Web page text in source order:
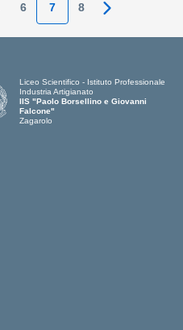
6 7 8 Pagina
Liceo Scientifico - Istituto Professionale
Industria Artigianato
IIS "Paolo Borsellino e Giovanni
Falcone"
Zagarolo